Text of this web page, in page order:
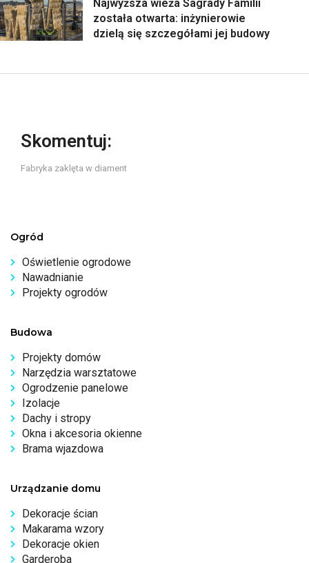
Najwyższa wieża Sagrady Familii
została otwarta: inżynierowie
dzielą się szczegółami jej budowy
Skomentuj:
Fabryka zaklęta w diament
Ogród
Oświetlenie ogrodowe
Nawadnianie
Projekty ogrodów
Budowa
Projekty domów
Narzędzia warsztatowe
Ogrodzenie panelowe
Izolacje
Dachy i stropy
Okna i akcesoria okienne
Brama wjazdowa
Urządzanie domu
Dekoracje ścian
Makarama wzory
Dekoracje okien
Garderoba